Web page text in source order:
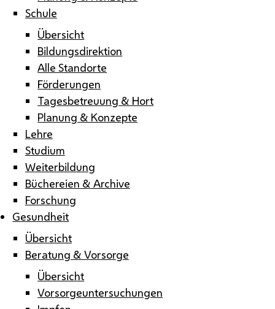
Schule
Übersicht
Bildungsdirektion
Alle Standorte
Förderungen
Tagesbetreuung & Hort
Planung & Konzepte
Lehre
Studium
Weiterbildung
Büchereien & Archive
Forschung
Gesundheit
Übersicht
Beratung & Vorsorge
Übersicht
Vorsorgeuntersuchungen